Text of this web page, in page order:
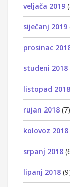
veljača 2019
siječanj 2019
prosinac
studeni 2018
listopad 2018
rujan 2018 (7)
kolovoz 2018
srpanj 2018
lipanj 2018